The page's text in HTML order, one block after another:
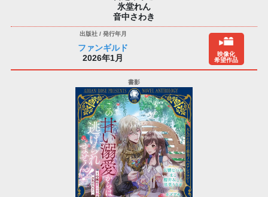
氷堂れん
音中さわき
ファンギルド
2026年1月
映像化
希望作品